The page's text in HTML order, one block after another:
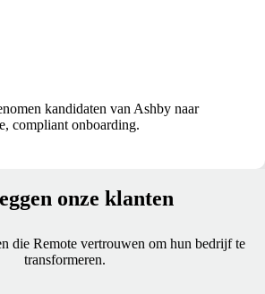
kandidaten van Ashby naar
compliant onboarding.
onze klanten
die Remote vertrouwen om hun bedrijf te
transformeren.